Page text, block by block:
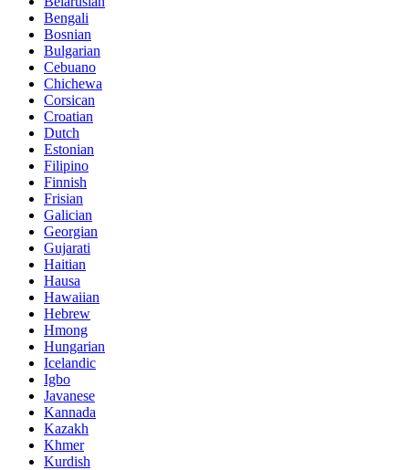
Bengali
Bosnian
Bulgarian
Cebuano
Chichewa
Corsican
Croatian
Dutch
Estonian
Filipino
Finnish
Frisian
Galician
Georgian
Gujarati
Haitian
Hausa
Hawaiian
Hebrew
Hmong
Hungarian
Icelandic
Igbo
Javanese
Kannada
Kazakh
Khmer
Kurdish